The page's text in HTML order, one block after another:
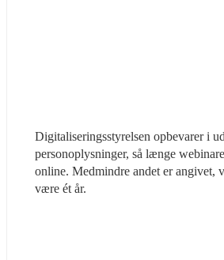
Digitaliseringsstyrelsen opbevarer i
personoplysninger, så længe
online. Medmindre andet er angivet,
være ét år.